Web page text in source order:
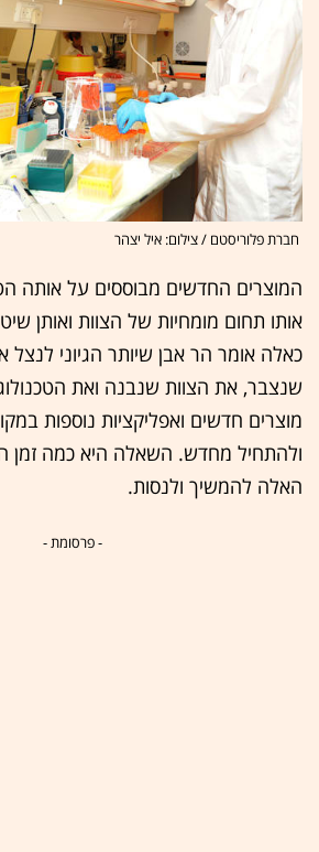
חברת פלוריסטם / צילום: איל יצהר
המוצרים החדשים מבוססים על אותה
אותו תחום מומחיות של הצוות ואותן
כאלה אומר הר אבן שיותר הגיוני לנצל
שנצבר, את הצוות שנבנה ואת
מוצרים חדשים ואפליקציות נוספות
ולהתחיל מחדש. השאלה היא כמה זמן
האלה להמשיך ולנסות.
- פרסומת -